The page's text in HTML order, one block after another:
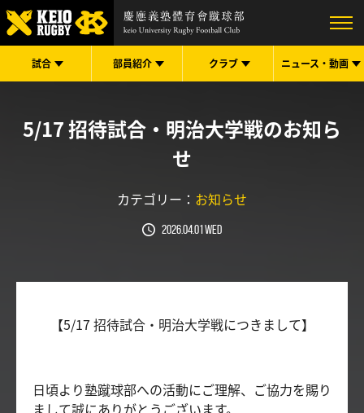
試合 部員紹介 クラブ ニュース・ 動画
5/17 招待試合・明治大学戦のお知ら
せ
カテゴリー： お知らせ
2026.04.01 Wed
【5/17 招待試合・明治大学戦につきまして】
日頃より塾蹴球部への活動にご理解、ご協力を賜り
まして誠にありがとうございます。